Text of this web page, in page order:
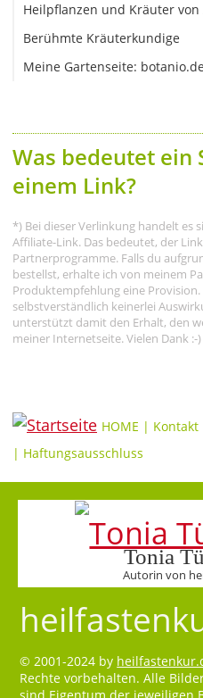
Heilpflanzen und Kräuter von
Berühmte Kräuterkundige
Meine Gartenseite: botanio.de
Was bedeutet ein
einem Link?
*) Bei dieser Verlinkung handelt es
Affiliate-Link. Das bedeutet, der
Partnerprogramme. Falls du
bestellst, erhalte ich von meinem
Produktempfehlung eine Provision.
selbstverständlich keinerlei
unterstützt damit den Erhalt, den
meiner Internetseite. Vielen Dank :-)
HOME | Kontakt
| Haftungsausschluss
Tonia
Autorin von
© 2001-2024 by
Rechte vorbehalten. Alle